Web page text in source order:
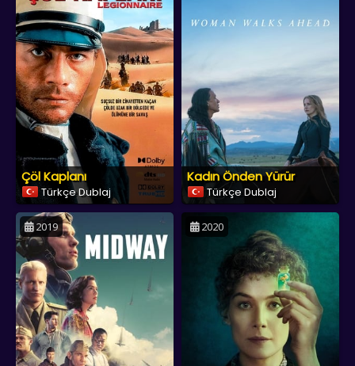
Çöl Kaplanı
Türkçe Dublaj
Kadın Önden Yürür
Türkçe Dublaj
2019 2020